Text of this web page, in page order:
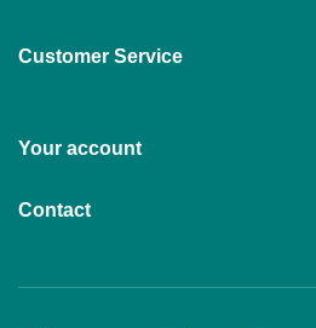
Customer Service
Your account
Contact